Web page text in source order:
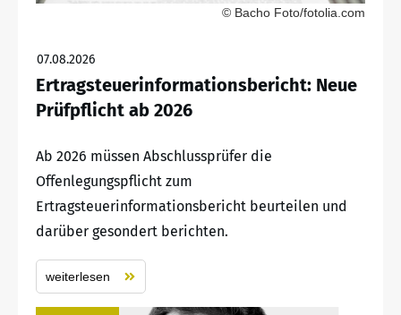
© Bacho Foto/fotolia.com
07.08.2026
Ertragsteuerinformationsbericht: Neue
Prüfpflicht ab 2026
Ab 2026 müssen Abschlussprüfer die
Offenlegungspflicht zum
Ertragsteuerinformationsbericht beurteilen und
darüber gesondert berichten.
weiterlesen